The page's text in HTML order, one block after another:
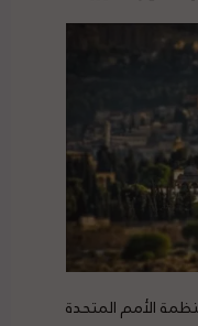
الأمم المتحدة